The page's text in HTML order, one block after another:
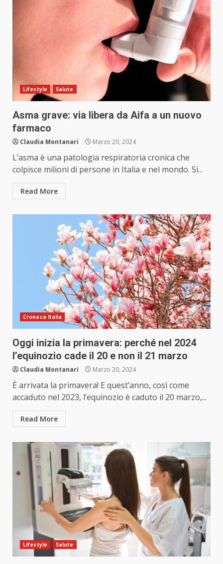
Lifestyle Salute
Asma grave: via libera da Aifa a un nuovo
farmaco
Claudia Montanari Marzo 20, 2024
L’asma è una patologia respiratoria cronica che
colpisce milioni di persone in Italia e nel mondo. Si...
Read More
Cronaca Italia
Oggi inizia la primavera: perché nel 2024
l’equinozio cade il 20 e non il 21 marzo
Claudia Montanari Marzo 20, 2024
È arrivata la primavera! E quest’anno, così come
accaduto nel 2023, l’equinozio è caduto il 20 marzo,...
Read More
Lifestyle Salute